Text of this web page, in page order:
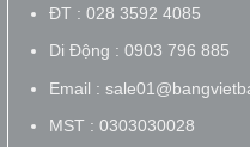
ĐT : 028 3592 4085
Di Động : 0903 796 885
Email :
MST : 0303030028